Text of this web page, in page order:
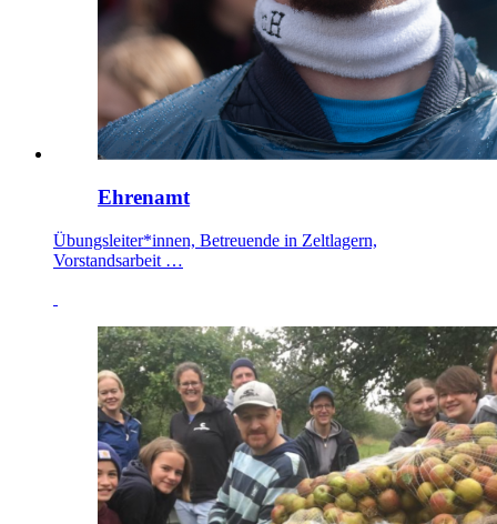
Ehrenamt
Übungsleiter*innen, Betreuende in Zeltlagern,
Vorstandsarbeit …